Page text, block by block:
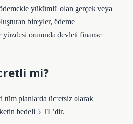
yükümlü olan gerçek veya
bireyler, ödeme
oranında devleti finanse
mi?
tüm planlarda ücretsiz olarak
bedeli 5 TL’dir.